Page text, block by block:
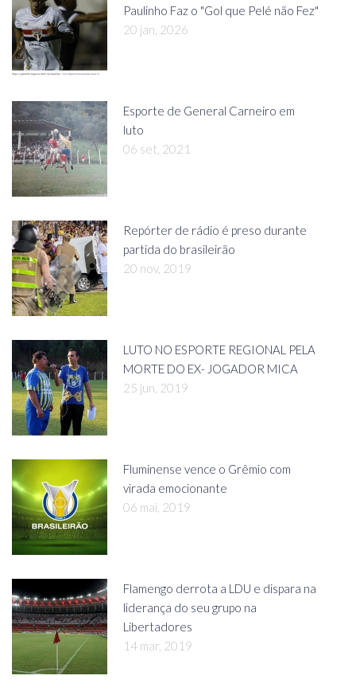
Paulinho Faz o "Gol que Pelé não Fez"
20 jan, 2026
Esporte de General Carneiro em
luto
06 set, 2021
Repórter de rádio é preso durante
partida do brasileirão
20 nov, 2019
LUTO NO ESPORTE REGIONAL PELA
MORTE DO EX- JOGADOR MICA
25 jun, 2019
Fluminense vence o Grêmio com
virada emocionante
06 mai, 2019
Flamengo derrota a LDU e dispara na
liderança do seu grupo na
Libertadores
14 mar, 2019